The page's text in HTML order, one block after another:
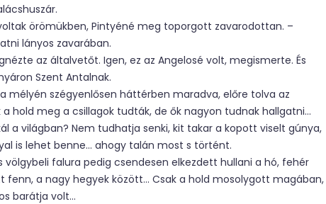
örömükben, Pintyéné meg toporgott zavarodottan. –
lányos zavarában.
az általvetőt. Igen, ez az Angelosé volt, megismerte. És
Szent Antalnak.
mélyén szégyenlősen háttérben maradva, előre tolva az
a hold meg a csillagok tudták, de ők nagyon tudnak hallgatni…
a világban? Nem tudhatja senki, kit takar a kopott viselt gúnya,
is lehet benne… ahogy talán most s történt.
völgybeli falura pedig csendesen elkezdett hullani a hó, fehér
a nagy hegyek között… Csak a hold mosolygott magában,
barátja volt…